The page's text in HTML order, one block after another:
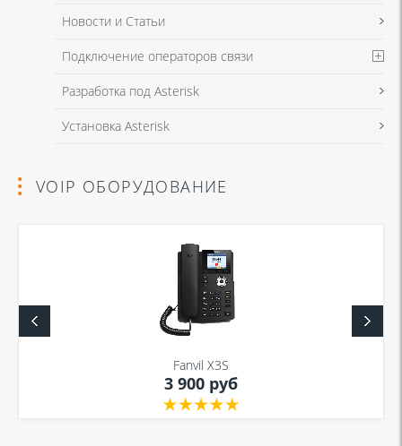
Новости и Статьи
Подключение операторов связи
Разработка под Asterisk
Установка Asterisk
VOIP ОБОРУДОВАНИЕ
Fanvil X3S
3 900 руб